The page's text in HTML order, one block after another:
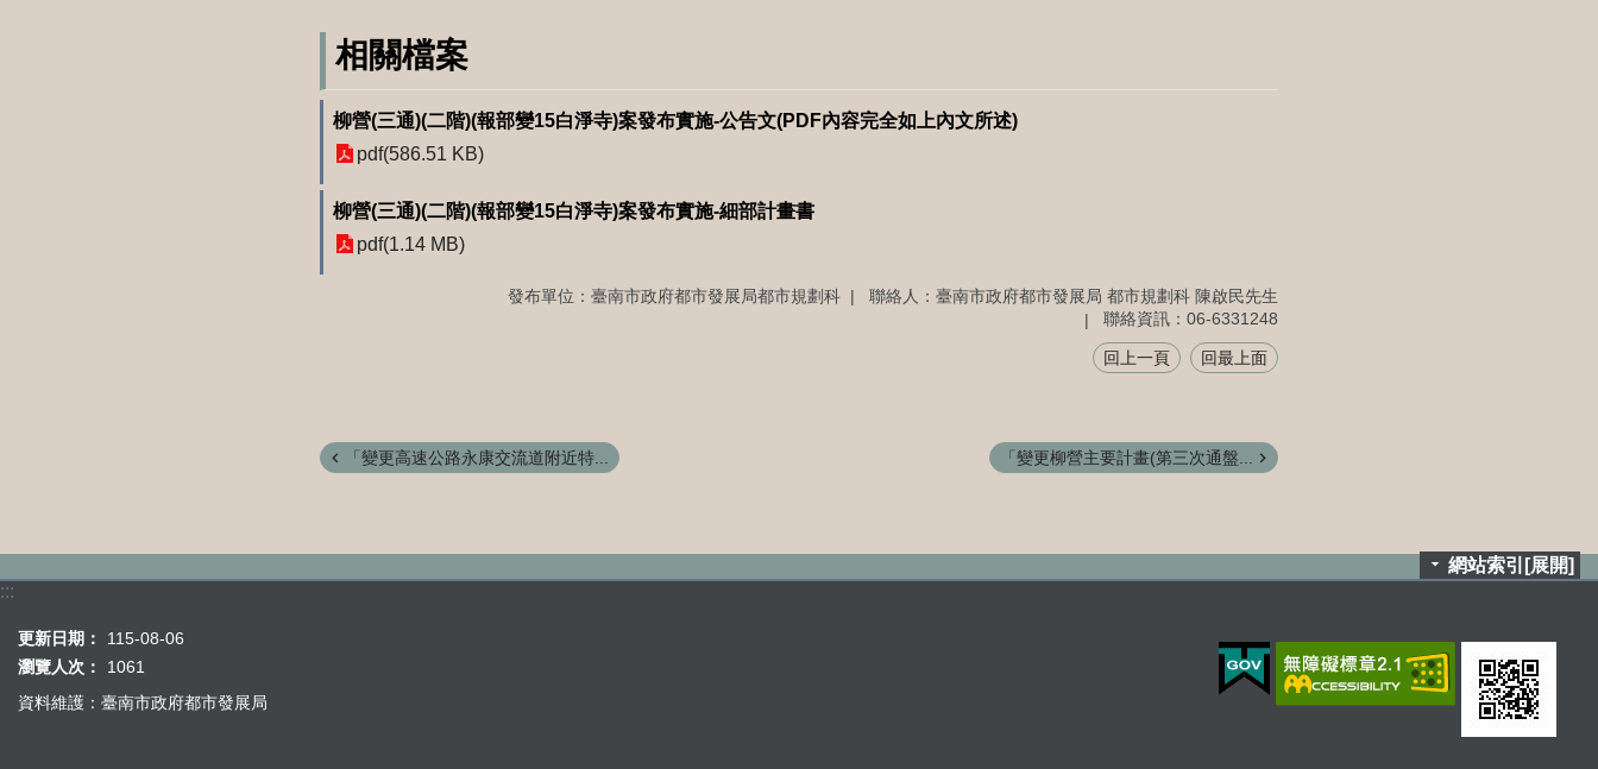
相關檔案
柳營(三通)(二階)(報部變15白淨寺)案發布實施-公告文(PDF內容完全如上內文所述)
pdf(586.51 KB)
柳營(三通)(二階)(報部變15白淨寺)案發布實施-細部計畫書
pdf(1.14 MB)
發布單位：臺南市政府都市發展局都市規劃科
聯絡人：臺南市政府都市發展局 都市規劃科 陳啟民先生
聯絡資訊：06-6331248
回上一頁 回最上面
「變更高速公路永康交流道附近特... 「變更柳營主要計畫(第三次通盤...
網站索引[展開]
:::
更新日期：
115-08-06
瀏覽人次：
1061
資料維護：臺南市政府都市發展局